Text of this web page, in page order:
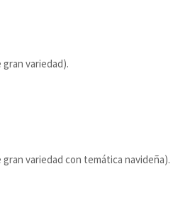
variedad).
variedad con temática navideña).